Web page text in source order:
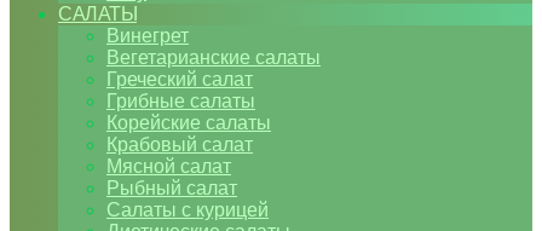
САЛАТЫ
Винегрет
Вегетарианские салаты
Греческий салат
Грибные салаты
Корейские салаты
Крабовый салат
Мясной салат
Рыбный салат
Салаты с курицей